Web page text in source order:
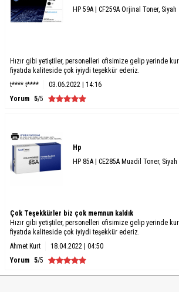
HP 59A | CF259A Orjinal Toner, Siyah
Hızır gibi yetiştiler, personelleri ofisimize gelip yerinde
fiyatıda kaliteside çok iyiydi teşekkür ederiz.
t**** t****
03.06.2022 | 14:16
Yorum 5/5
Hp
HP 85A | CE285A Muadil Toner, Siyah
Çok Teşekkürler biz çok memnun kaldık
Hızır gibi yetiştiler, personelleri ofisimize gelip yerinde
fiyatıda kaliteside çok iyiydi teşekkür ederiz.
Ahmet Kurt
18.04.2022 | 04:50
Yorum 5/5